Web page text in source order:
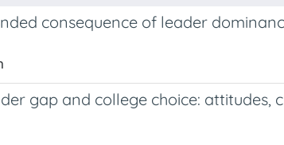
consequence of leader
gap and college choice: attitudes,